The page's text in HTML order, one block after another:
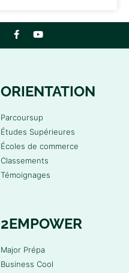
ORIENTATION
Parcoursup
Études Supérieures
Écoles de commerce
Classements
Témoignages
2EMPOWER
Major Prépa
Business Cool